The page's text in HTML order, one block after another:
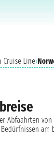
Cruise Line›
Abfaahrten
am